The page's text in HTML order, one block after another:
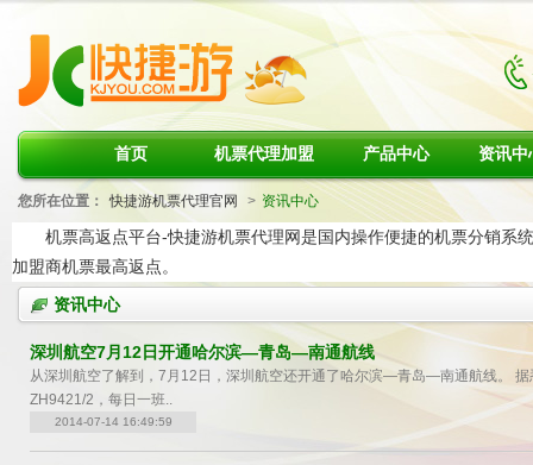
首页 机票代理加盟 产品中心 资讯中
您所在位置： 快捷游机票代理官网 > 资讯中心
机票高返点平台-快捷游机票代理网是国内操作便捷的机票分销系
加盟商机票最高返点。
资讯中心
深圳航空7月12日开通哈尔滨—青岛—南通航线
从深圳航空了解到，7月12日，深圳航空还开通了哈尔滨—青岛—南通航线。
ZH9421/2，每日一班..
2014-07-14 16:49:59